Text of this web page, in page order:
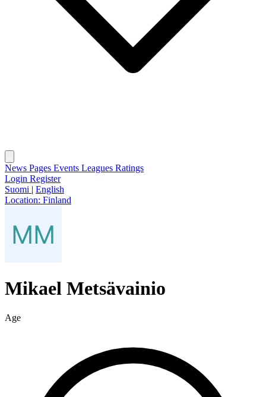
News Pages Events Leagues Ratings
Login Register
Suomi | English
Location: Finland
Mikael Metsävainio
Age